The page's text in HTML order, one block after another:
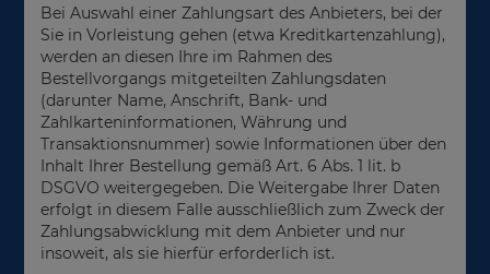
Bei Auswahl einer Zahlungsart des Anbieters, bei der
Sie in Vorleistung gehen (etwa Kreditkartenzahlung),
werden an diesen Ihre im Rahmen des
Bestellvorgangs mitgeteilten Zahlungsdaten
(darunter Name, Anschrift, Bank- und
Zahlkarteninformationen, Währung und
Transaktionsnummer) sowie Informationen über den
Inhalt Ihrer Bestellung gemäß Art. 6 Abs. 1 lit. b
DSGVO weitergegeben. Die Weitergabe Ihrer Daten
erfolgt in diesem Falle ausschließlich zum Zweck der
Zahlungsabwicklung mit dem Anbieter und nur
insoweit, als sie hierfür erforderlich ist.